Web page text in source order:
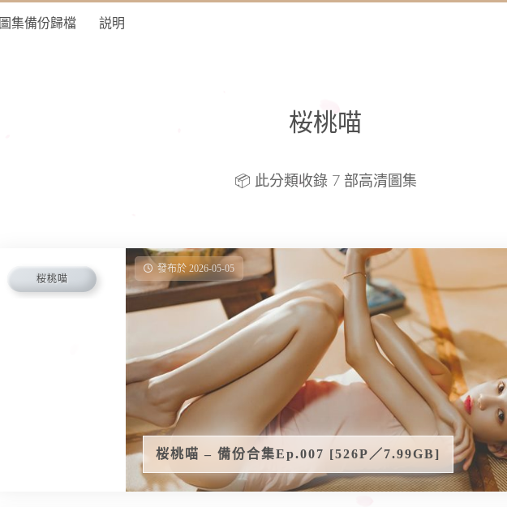
圖集備份歸檔 説明
桜桃喵
📦 此分類收錄 7 部高清圖集
發布於 2026-05-05
桜桃喵 – 備份合集Ep.007 [526P／7.99GB]
桜桃喵